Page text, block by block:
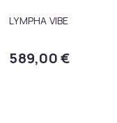
LYMPHA VIBE
589,00 €